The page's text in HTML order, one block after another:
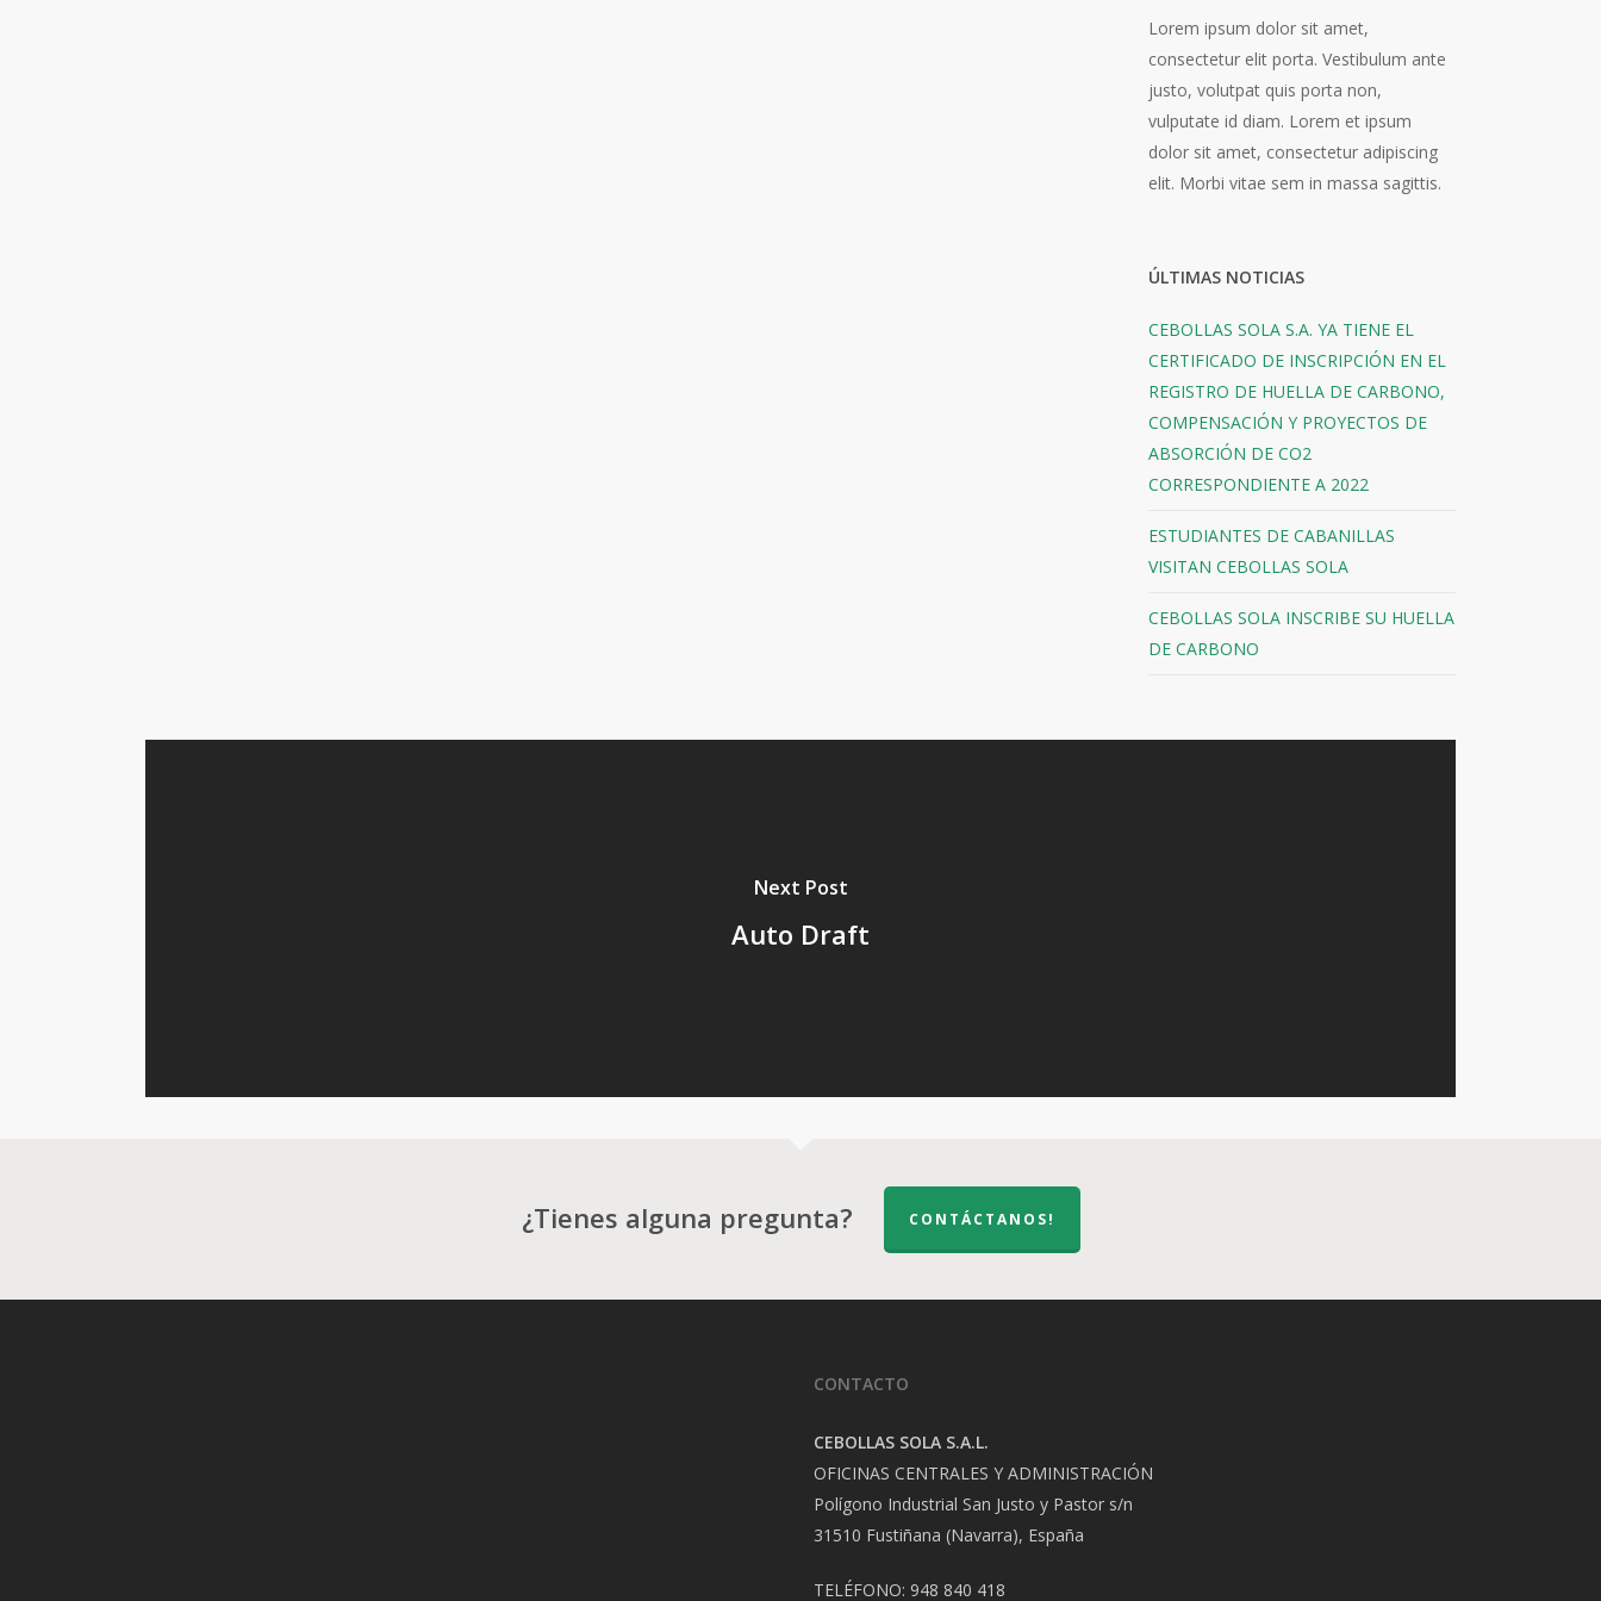
Lorem ipsum dolor sit amet,
consectetur elit porta. Vestibulum ante
justo, volutpat quis porta non,
vulputate id diam. Lorem et ipsum
dolor sit amet, consectetur adipiscing
elit. Morbi vitae sem in massa sagittis.
ÚLTIMAS NOTICIAS
CEBOLLAS SOLA S.A. YA TIENE EL
CERTIFICADO DE INSCRIPCIÓN EN EL
REGISTRO DE HUELLA DE CARBONO,
COMPENSACIÓN Y PROYECTOS DE
ABSORCIÓN DE CO2
CORRESPONDIENTE A 2022
ESTUDIANTES DE CABANILLAS
VISITAN CEBOLLAS SOLA
CEBOLLAS SOLA INSCRIBE SU HUELLA
DE CARBONO
Next Post
Auto Draft
¿Tienes alguna pregunta? CONTÁCTANOS!
CONTACTO
CEBOLLAS SOLA S.A.L.
OFICINAS CENTRALES Y ADMINISTRACIÓN
Polígono Industrial San Justo y Pastor s/n
31510 Fustiñana (Navarra), España
TELÉFONO: 948 840 418